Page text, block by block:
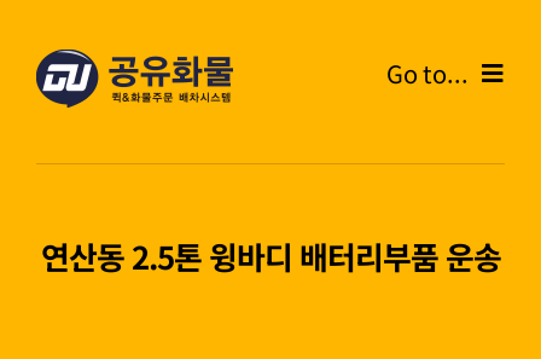
Go to...
연산동 2.5톤 윙바디 배터리부품 운송